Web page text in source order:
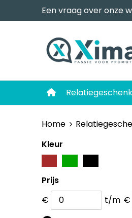
Een vraag over onze
Home
Kleur
Prijs
€
t/m €